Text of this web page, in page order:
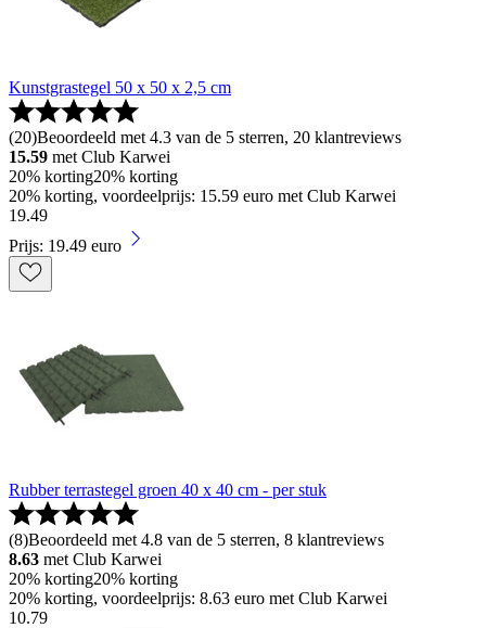
Kunstgrastegel 50 x 50 x 2,5 cm
(20)Beoordeeld met 4.3 van de 5 sterren, 20 klantreviews
15.59 met Club Karwei
20% korting20% korting
20% korting, voordeelprijs: 15.59 euro met Club Karwei
19.49
Prijs: 19.49 euro
Rubber terrastegel groen 40 x 40 cm - per stuk
(8)Beoordeeld met 4.8 van de 5 sterren, 8 klantreviews
8.63 met Club Karwei
20% korting20% korting
20% korting, voordeelprijs: 8.63 euro met Club Karwei
10.79